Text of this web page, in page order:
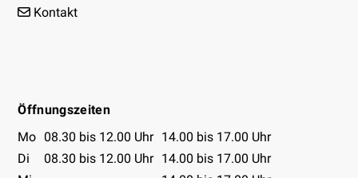
Kontakt
Öffnungszeiten
Öffnungszeiten Tabelle
Mo 08.30 bis 12.00 Uhr 14.00 bis 17.00 Uhr
Di
08.30 bis 12.00 Uhr 14.00 bis 17.00 Uhr